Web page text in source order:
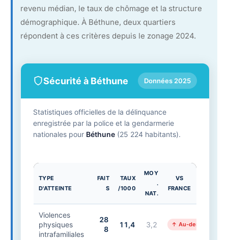
revenu médian, le taux de chômage et la structure
démographique. À Béthune, deux quartiers
répondent à ces critères depuis le zonage 2024.
Sécurité à Béthune Données 2025
Statistiques officielles de la délinquance
enregistrée par la police et la gendarmerie
nationales pour Béthune (25 224 habitants).
TYPE
D'ATTEINTE
FAIT
S
TAUX
/1000
MOY
.
NAT.
VS
FRANCE
Violences
physiques
intrafamiliales
28
8
11,4 3,2 ↑ Au-dessus